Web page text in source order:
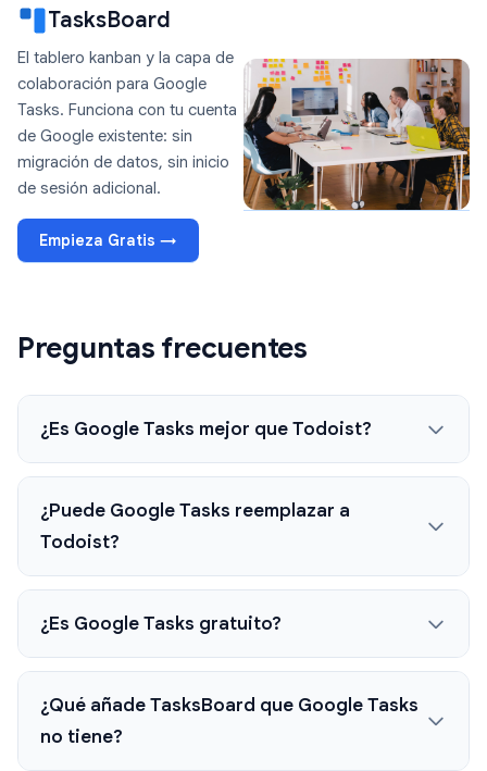
TasksBoard
El tablero kanban y la capa de
colaboración para Google
Tasks. Funciona con tu cuenta
de Google existente: sin
migración de datos, sin inicio
de sesión adicional.
Empieza Gratis →
Preguntas frecuentes
¿Es Google Tasks mejor que Todoist?
¿Puede Google Tasks reemplazar a
Todoist?
¿Es Google Tasks gratuito?
¿Qué añade TasksBoard que Google Tasks
no tiene?